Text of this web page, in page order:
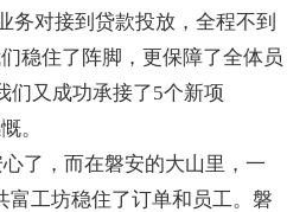
务对接到贷款投放，全程不到
稳住了阵脚，更保障了全体员
们又成功承接了5个新项
。
，而在磐安的大山里，一
富工坊稳住了订单和员工。磐